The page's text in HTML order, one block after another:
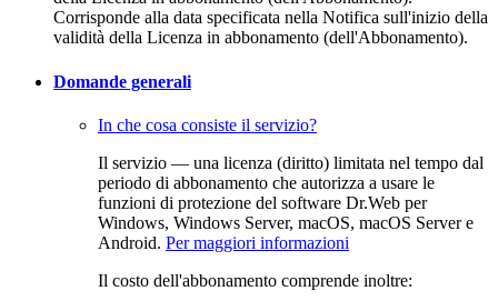
Corrisponde alla data specificata nella Notifica sull'inizio della
validità della Licenza in abbonamento (dell'Abbonamento).
Domande generali
In che cosa consiste il servizio?
Il servizio — una licenza (diritto) limitata nel tempo dal
periodo di abbonamento che autorizza a usare le
funzioni di protezione del software Dr.Web per
Windows, Windows Server, macOS, macOS Server e
Android. Per maggiori informazioni
Il costo dell'abbonamento comprende inoltre: